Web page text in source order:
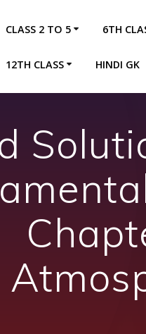
CLASS 2 TO 5 6TH
12TH CLASS HINDI GK